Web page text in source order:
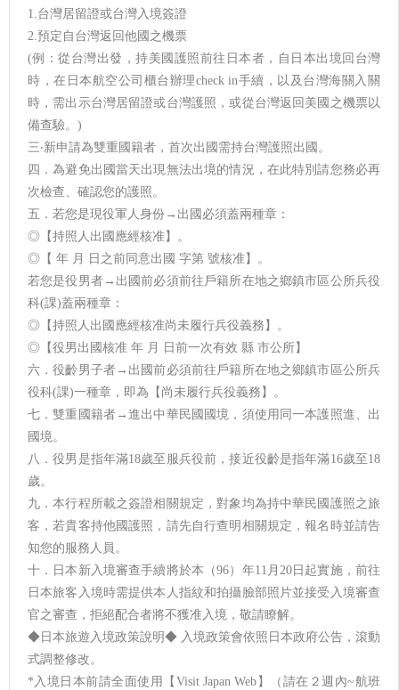
1.台灣居留證或台灣入境簽證
2.預定自台灣返回他國之機票
(例：從台灣出發，持美國護照前往日本者，自日本出境回台灣
時，在日本航空公司櫃台辦理check in手續，以及台灣海關入關
時，需出示台灣居留證或台灣護照，或從台灣返回美國之機票以
備查驗。)
三‧新申請為雙重國籍者，首次出國需持台灣護照出國。
四．為避免出國當天出現無法出境的情況，在此特別請您務必再
次檢查、確認您的護照。
五．若您是現役軍人身份→出國必須蓋兩種章：
◎【持照人出國應經核准】。
◎【 年 月 日之前同意出國 字第 號核准】。
若您是役男者→出國前必須前往戶籍所在地之鄉鎮市區公所兵役
科(課)蓋兩種章：
◎【持照人出國應經核准尚未履行兵役義務】。
◎【役男出國核准 年 月 日前一次有效 縣 市公所】
六．役齡男子者→出國前必須前往戶籍所在地之鄉鎮市區公所兵
役科(課)一種章，即為【尚未履行兵役義務】。
七．雙重國籍者→進出中華民國國境，須使用同一本護照進、出
國境。
八．役男是指年滿18歲至服兵役前，接近役齡是指年滿16歲至18
歲。
九．本行程所載之簽證相關規定，對象均為持中華民國護照之旅
客，若貴客持他國護照，請先自行查明相關規定，報名時並請告
知您的服務人員。
十．日本新入境審查手續將於本（96）年11月20日起實施，前往
日本旅客入境時需提供本人指紋和拍攝臉部照片並接受入境審查
官之審查，拒絕配合者將不獲准入境，敬請瞭解。
◆日本旅遊入境政策說明◆ 入境政策會依照日本政府公告，滾動
式調整修改。
*入境日本前請全面使用【Visit Japan Web】（請在２週內~航班